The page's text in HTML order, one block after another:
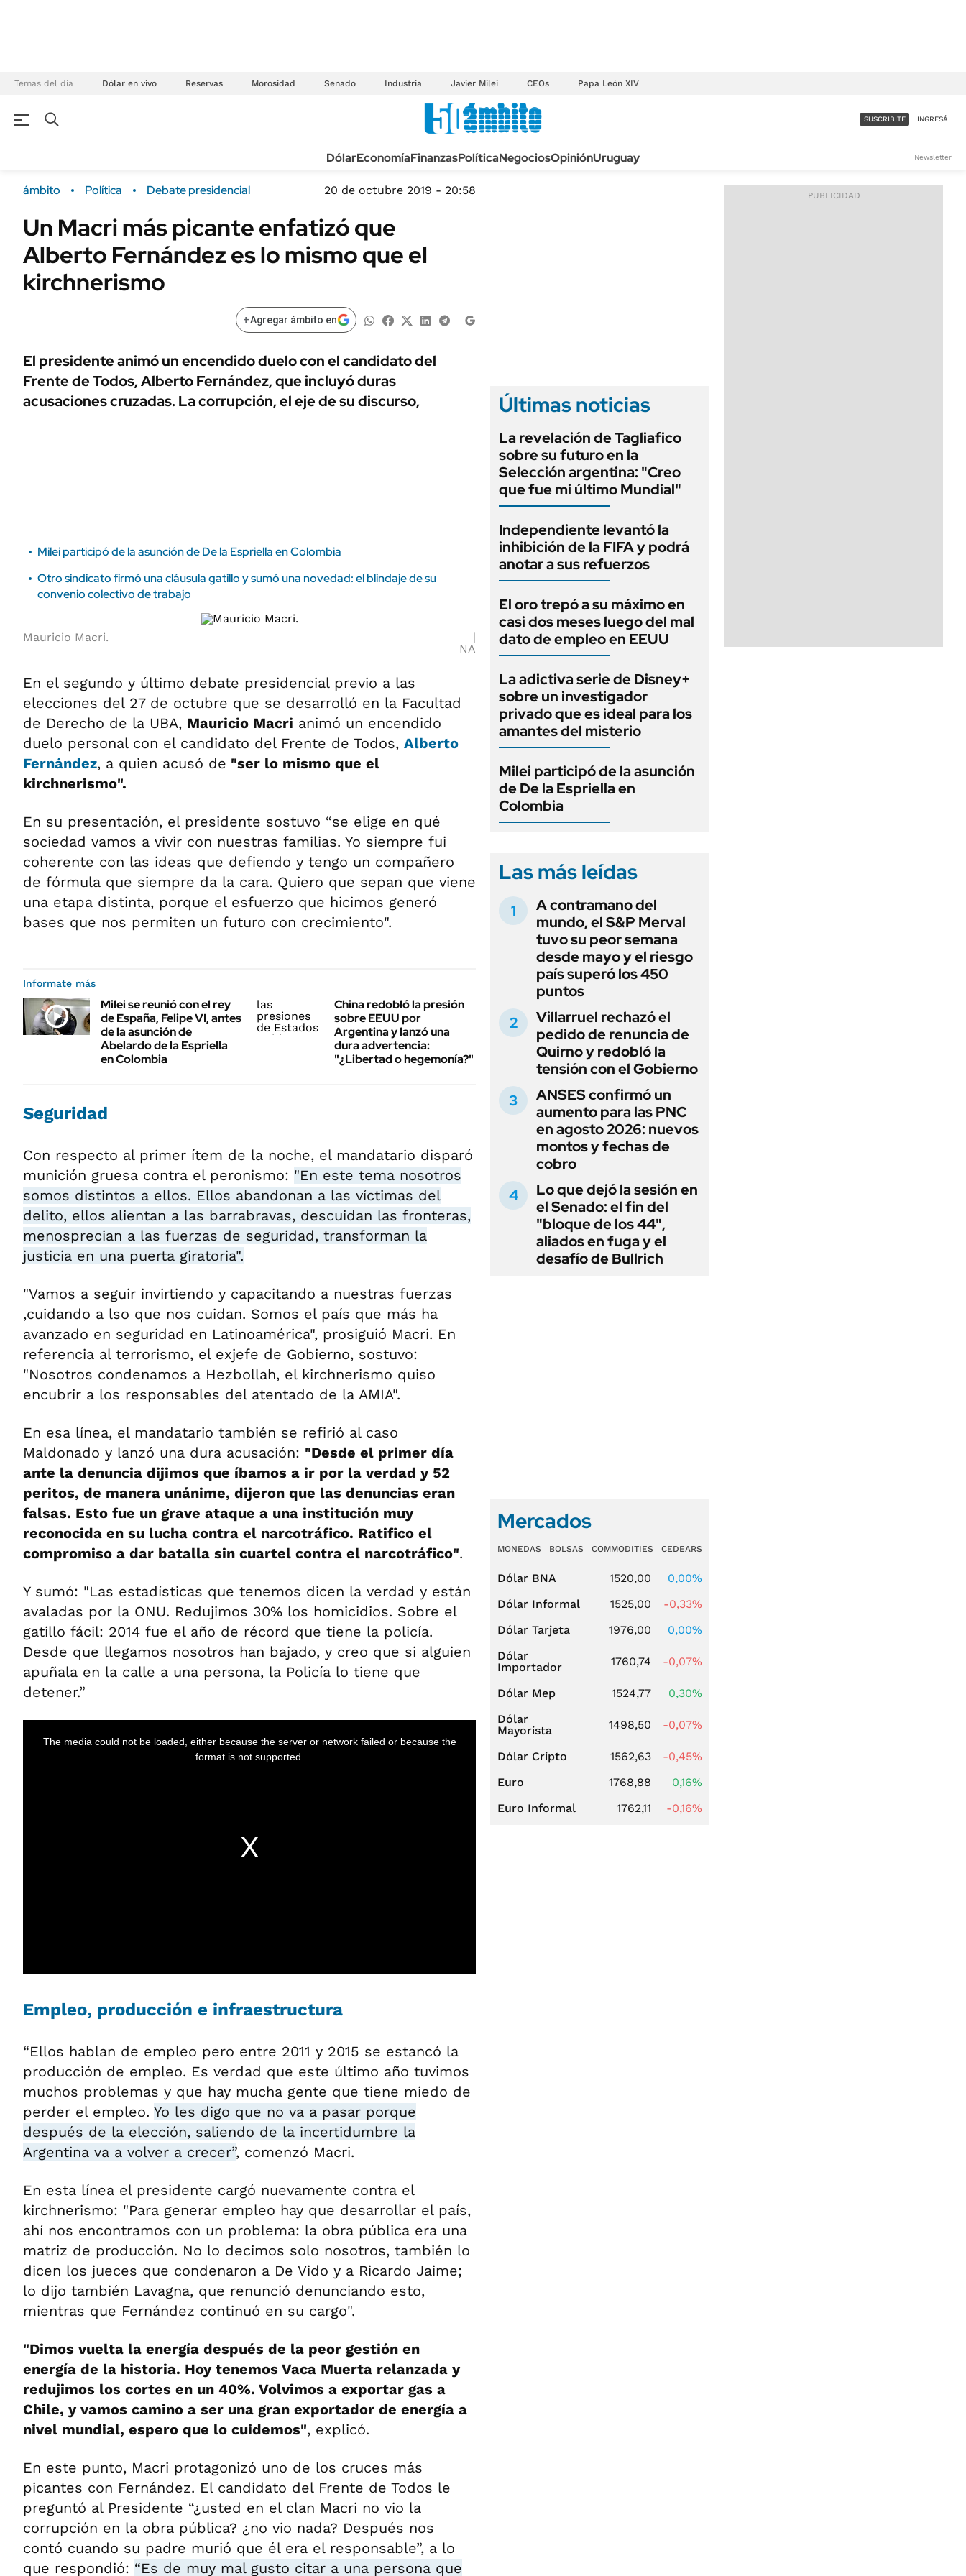
Temas del día Dólar en vivo Reservas Morosidad Senado Industria Javier Milei CEOs Papa León XIV
Campo
FINANZAS
Dólar
Sustentabilidad
Seguros
URUGUAY
TECNOLOGÍA
MÉXICO
MUNDO
INFORMACIÓN GENERAL
AUTOS
ACCESO FULL - $1.800/MES
SUSCRIBITE INGRESÁ
DólarEconomíaFinanzasPolíticaNegociosOpiniónUruguay Newsletter
ámbito Política Debate presidencial 20 de octubre 2019 - 20:58
Un Macri más picante enfatizó que
Alberto Fernández es lo mismo que el
kirchnerismo
+Agregar ámbito en
El presidente animó un encendido duelo con el candidato del
Frente de Todos, Alberto Fernández, que incluyó duras
acusaciones cruzadas. La corrupción, el eje de su discurso,
Milei participó de la asunción de De la Espriella en Colombia
Otro sindicato firmó una cláusula gatillo y sumó una novedad: el blindaje de su
convenio colectivo de trabajo
Mauricio Macri.
NA
En el segundo y último debate presidencial previo a las
elecciones del 27 de octubre que se desarrolló en la Facultad
de Derecho de la UBA, Mauricio Macri animó un encendido
duelo personal con el candidato del Frente de Todos, Alberto
Fernández, a quien acusó de "ser lo mismo que el
kirchnerismo".
En su presentación, el presidente sostuvo “se elige en qué
sociedad vamos a vivir con nuestras familias. Yo siempre fui
coherente con las ideas que defiendo y tengo un compañero
de fórmula que siempre da la cara. Quiero que sepan que viene
una etapa distinta, porque el esfuerzo que hicimos generó
bases que nos permiten un futuro con crecimiento".
Informate más
Milei se reunió con el rey
de España, Felipe VI, antes
de la asunción de
Abelardo de la Espriella
en Colombia
China redobló la presión
sobre EEUU por
Argentina y lanzó una
dura advertencia:
"¿Libertad o hegemonía?"
Seguridad
Con respecto al primer ítem de la noche, el mandatario disparó
munición gruesa contra el peronismo: "En este tema nosotros
somos distintos a ellos. Ellos abandonan a las víctimas del
delito, ellos alientan a las barrabravas, descuidan las fronteras,
menosprecian a las fuerzas de seguridad, transforman la
justicia en una puerta giratoria".
"Vamos a seguir invirtiendo y capacitando a nuestras fuerzas
,cuidando a lso que nos cuidan. Somos el país que más ha
avanzado en seguridad en Latinoamérica", prosiguió Macri. En
referencia al terrorismo, el exjefe de Gobierno, sostuvo:
"Nosotros condenamos a Hezbollah, el kirchnerismo quiso
encubrir a los responsables del atentado de la AMIA".
En esa línea, el mandatario también se refirió al caso
Maldonado y lanzó una dura acusación: "Desde el primer día
ante la denuncia dijimos que íbamos a ir por la verdad y 52
peritos, de manera unánime, dijeron que las denuncias eran
falsas. Esto fue un grave ataque a una institución muy
reconocida en su lucha contra el narcotráfico. Ratifico el
compromiso a dar batalla sin cuartel contra el narcotráfico".
Y sumó: "Las estadísticas que tenemos dicen la verdad y están
avaladas por la ONU. Redujimos 30% los homicidios. Sobre el
gatillo fácil: 2014 fue el año de récord que tiene la policía.
Desde que llegamos nosotros han bajado, y creo que si alguien
apuñala en la calle a una persona, la Policía lo tiene que
detener.”
Empleo, producción e infraestructura
“Ellos hablan de empleo pero entre 2011 y 2015 se estancó la
producción de empleo. Es verdad que este último año tuvimos
muchos problemas y que hay mucha gente que tiene miedo de
perder el empleo. Yo les digo que no va a pasar porque
después de la elección, saliendo de la incertidumbre la
Argentina va a volver a crecer”, comenzó Macri.
En esta línea el presidente cargó nuevamente contra el
kirchnerismo: "Para generar empleo hay que desarrollar el país,
ahí nos encontramos con un problema: la obra pública era una
matriz de producción. No lo decimos solo nosotros, también lo
dicen los jueces que condenaron a De Vido y a Ricardo Jaime;
lo dijo también Lavagna, que renunció denunciando esto,
mientras que Fernández continuó en su cargo".
"Dimos vuelta la energía después de la peor gestión en
energía de la historia. Hoy tenemos Vaca Muerta relanzada y
redujimos los cortes en un 40%. Volvimos a exportar gas a
Chile, y vamos camino a ser una gran exportador de energía a
nivel mundial, espero que lo cuidemos", explicó.
En este punto, Macri protagonizó uno de los cruces más
picantes con Fernández. El candidato del Frente de Todos le
preguntó al Presidente “¿usted en el clan Macri no vio la
corrupción en la obra pública? ¿no vio nada? Después nos
contó cuando su padre murió que él era el responsable”, a lo
que respondió: “Es de muy mal gusto citar a una persona que
Últimas noticias
La revelación de Tagliafico
sobre su futuro en la
Selección argentina: "Creo
que fue mi último Mundial"
Independiente levantó la
inhibición de la FIFA y podrá
anotar a sus refuerzos
El oro trepó a su máximo en
casi dos meses luego del mal
dato de empleo en EEUU
La adictiva serie de Disney+
sobre un investigador
privado que es ideal para los
amantes del misterio
Milei participó de la asunción
de De la Espriella en
Colombia
Las más leídas
A contramano del
mundo, el S&P Merval
tuvo su peor semana
desde mayo y el riesgo
país superó los 450
puntos
Villarruel rechazó el
pedido de renuncia de
Quirno y redobló la
tensión con el Gobierno
ANSES confirmó un
aumento para las PNC
en agosto 2026: nuevos
montos y fechas de
cobro
Lo que dejó la sesión en
el Senado: el fin del
"bloque de los 44",
aliados en fuga y el
desafío de Bullrich
Mercados
MONEDAS BOLSAS COMMODITIES CEDEARS
Dólar BNA 1520,00
0,00%
Dólar Informal
1525,00
-0,33%
Dólar Tarjeta
1976,00
0,00%
Dólar
Importador
1760,74 -0,07%
Dólar Mep 1524,77
0,30%
Dólar
Mayorista
1498,50 -0,07%
Dólar Cripto 1562,63
-0,45%
Euro
1768,88
0,16%
Euro Informal
1762,11 -0,16%